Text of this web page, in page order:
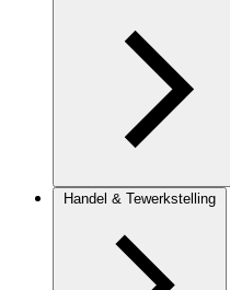
Handel & Tewerkstelling